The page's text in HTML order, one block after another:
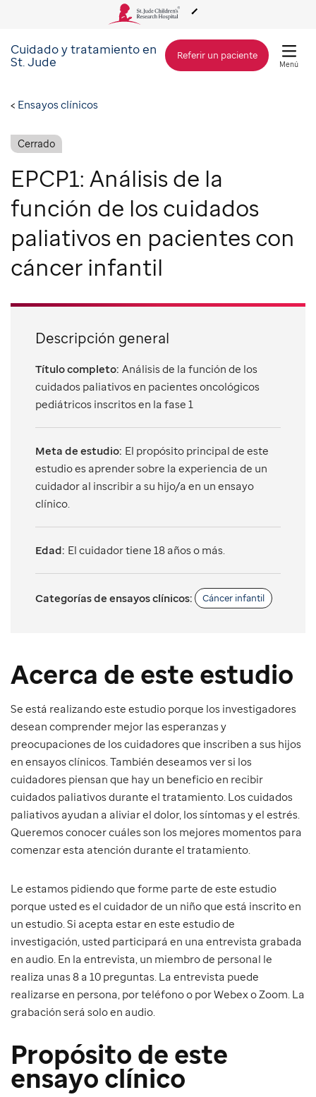
Acerca de St. Jude
Cuidado y tratamiento
Investigación
Alcance Global
Cómo involucrarse
Cuidado y tratamiento en
St. Jude Referir un paciente
Menú
Ensayos clínicos
Cerrado
EPCP1: Análisis de la
función de los cuidados
paliativos en pacientes con
cáncer infantil
Acerca de este estudio
Se está realizando este estudio porque los investigadores
desean comprender mejor las esperanzas y
preocupaciones de los cuidadores que inscriben a sus hijos
en ensayos clínicos. También deseamos ver si los
cuidadores piensan que hay un beneficio en recibir
cuidados paliativos durante el tratamiento. Los cuidados
paliativos ayudan a aliviar el dolor, los síntomas y el estrés.
Queremos conocer cuáles son los mejores momentos para
comenzar esta atención durante el tratamiento.
Le estamos pidiendo que forme parte de este estudio
porque usted es el cuidador de un niño que está inscrito en
un estudio. Si acepta estar en este estudio de
investigación, usted participará en una entrevista grabada
en audio. En la entrevista, un miembro de personal le
realiza unas 8 a 10 preguntas. La entrevista puede
realizarse en persona, por teléfono o por Webex o Zoom. La
grabación será solo en audio.
Propósito de este
ensayo clínico
Descripción general
Título completo: Análisis de la función de los
cuidados paliativos en pacientes oncológicos
pediátricos inscritos en la fase 1
Meta de estudio: El propósito principal de este
estudio es aprender sobre la experiencia de un
cuidador al inscribir a su hijo/a en un ensayo
clínico.
Edad: El cuidador tiene 18 años o más.
Categorías de ensayos clínicos: Cáncer infantil